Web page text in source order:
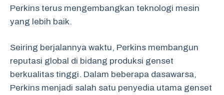
Perkins terus mengembangkan teknologi mesin
yang lebih baik.
Seiring berjalannya waktu, Perkins membangun
reputasi global di bidang produksi genset
berkualitas tinggi. Dalam beberapa dasawarsa,
Perkins menjadi salah satu penyedia utama genset